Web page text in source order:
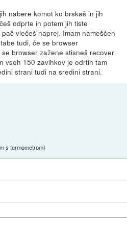
nabere komot ko brskaš in jih
odprte in potem jih tiste
vlečeš naprej. Imam nameščen
tudi, če se browser
browser zažene stisneš recover
vseh 150 zavihkov je odrtih tam
strani tudi na sredini strani.
s termometrom)